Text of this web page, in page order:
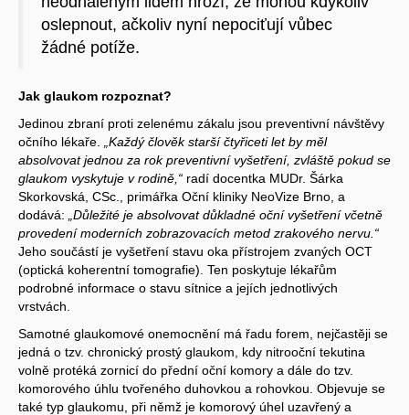
oslepnout, ačkoliv nyní nepociťují vůbec
žádné potíže.
Jak glaukom rozpoznat?
Jedinou zbraní proti zelenému zákalu jsou preventivní návštěvy
očního lékaře.
„Každý člověk starší čtyřiceti let by měl
absolvovat jednou za rok preventivní vyšetření, zvláště pokud se
glaukom vyskytuje v rodině,“ radí docentka MUDr. Šárka
Skorkovská, CSc., primářka Oční kliniky NeoVize Brno, a
dodává:
„Důležité je absolvovat důkladné oční vyšetření včetně
provedení moderních zobrazovacích metod zrakového nervu.“
Jeho součástí je vyšetření stavu oka přístrojem zvaných OCT
(optická koherentní tomografie). Ten poskytuje lékařům
podrobné informace o stavu sítnice a jejích jednotlivých
vrstvách.
Samotné glaukomové onemocnění má řadu forem, nejčastěji se
jedná o tzv. chronický prostý glaukom, kdy nitrooční tekutina
volně protéká zornicí do přední oční komory a dále do tzv.
komorového úhlu tvořeného duhovkou a rohovkou. Objevuje se
také typ glaukomu, při němž je komorový úhel uzavřený a